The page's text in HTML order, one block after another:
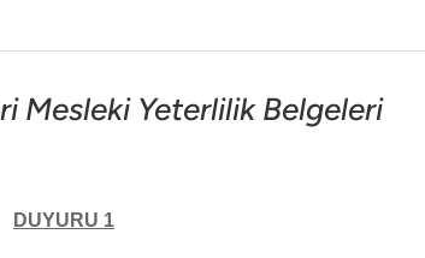
Mesleki Yeterlilik Belgeleri
DUYURU 1